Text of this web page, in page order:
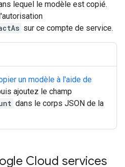
lequel le modèle est copié.
sur ce compte de service.
un modèle à l'aide de
ajoutez le champ
dans le corps JSON de la
Cloud services